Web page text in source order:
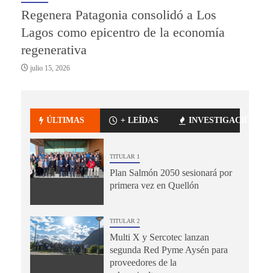
Regenera Patagonia consolidó a Los
Lagos como epicentro de la economía
regenerativa
julio 15, 2026
ÚLTIMAS + LEÍDAS INVESTIGACIÓN
TITULAR 1
Plan Salmón 2050 sesionará por
primera vez en Quellón
TITULAR 2
Multi X y Sercotec lanzan
segunda Red Pyme Aysén para
proveedores de la